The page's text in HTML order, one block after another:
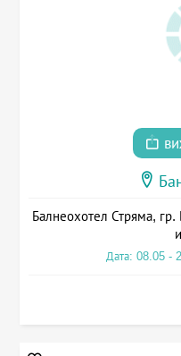
Балнеохотел Стряма, гр.
Дата: 08.05 -